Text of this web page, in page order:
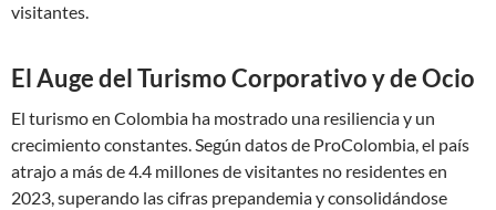
visitantes.
El Auge del Turismo Corporativo y de Ocio
El turismo en Colombia ha mostrado una resiliencia y un
crecimiento constantes. Según datos de ProColombia, el país
atrajo a más de 4.4 millones de visitantes no residentes en
2023, superando las cifras prepandemia y consolidándose